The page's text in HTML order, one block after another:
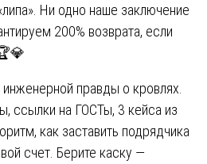
Ни одно наше заключение
200% возврата, если
инженерной правды о кровлях.
ссылки на ГОСТы, 3 кейса из
как заставить подрядчика
счет. Берите каску —